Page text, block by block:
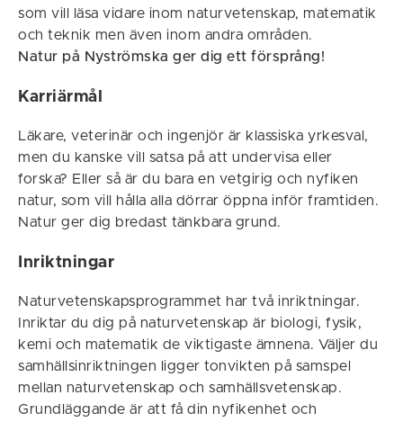
som vill läsa vidare inom naturvetenskap, matematik
och teknik men även inom andra områden.
Natur på Nyströmska ger dig ett försprång!
Karriärmål
Läkare, veterinär och ingenjör är klassiska yrkesval,
men du kanske vill satsa på att undervisa eller
forska? Eller så är du bara en vetgirig och nyfiken
natur, som vill hålla alla dörrar öppna inför framtiden.
Natur ger dig bredast tänkbara grund.
Inriktningar
Naturvetenskapsprogrammet har två inriktningar.
Inriktar du dig på naturvetenskap är biologi, fysik,
kemi och matematik de viktigaste ämnena. Väljer du
samhällsinriktningen ligger tonvikten på samspel
mellan naturvetenskap och samhällsvetenskap.
Grundläggande är att få din nyfikenhet och